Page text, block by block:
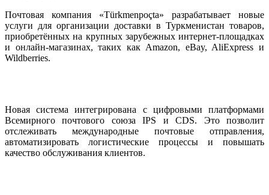
Почтовая компания «Türkmenpoçta» разрабатывает новые
услуги для организации доставки в Туркменистан товаров,
приобретённых на крупных зарубежных интернет-площадках
и онлайн-магазинах, таких как Amazon, eBay, AliExpress и
Wildberries.
Новая система интегрирована с цифровыми платформами
Всемирного почтового союза IPS и CDS. Это позволит
отслеживать международные почтовые отправления,
автоматизировать логистические процессы и повышать
качество обслуживания клиентов.